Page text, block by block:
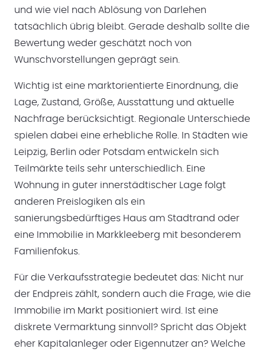
und wie viel nach Ablösung von Darlehen
tatsächlich übrig bleibt. Gerade deshalb sollte die
Bewertung weder geschätzt noch von
Wunschvorstellungen geprägt sein.
Wichtig ist eine marktorientierte Einordnung, die
Lage, Zustand, Größe, Ausstattung und aktuelle
Nachfrage berücksichtigt. Regionale Unterschiede
spielen dabei eine erhebliche Rolle. In Städten wie
Leipzig, Berlin oder Potsdam entwickeln sich
Teilmärkte teils sehr unterschiedlich. Eine
Wohnung in guter innerstädtischer Lage folgt
anderen Preislogiken als ein
sanierungsbedürftiges Haus am Stadtrand oder
eine Immobilie in Markkleeberg mit besonderem
Familienfokus.
Für die Verkaufsstrategie bedeutet das: Nicht nur
der Endpreis zählt, sondern auch die Frage, wie die
Immobilie im Markt positioniert wird. Ist eine
diskrete Vermarktung sinnvoll? Spricht das Objekt
eher Kapitalanleger oder Eigennutzer an? Welche